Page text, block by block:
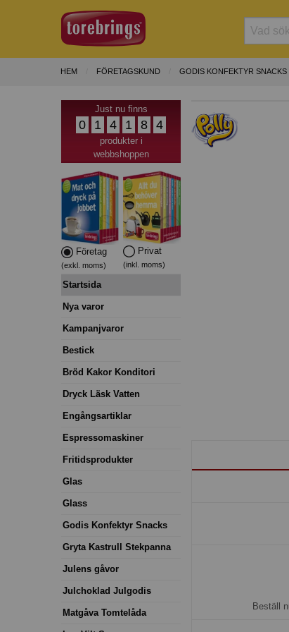
HEM FÖRETAGSKUND GODIS KONFEKTYR SNACKS
Just nu finns
0 1 4 1 8 4
produkter i
webbshoppen
Företag
(exkl. moms)
Privat
(inkl. moms)
Startsida
Nya varor
Kampanjvaror
Bestick
Bröd Kakor Konditori
Dryck Läsk Vatten
Engångsartiklar
Espressomaskiner
Fritidsprodukter
Glas
Glass
Godis Konfektyr Snacks
Gryta Kastrull Stekpanna
Julens gåvor
Julchoklad Julgodis
Matgåva Tomtelåda
Beställ